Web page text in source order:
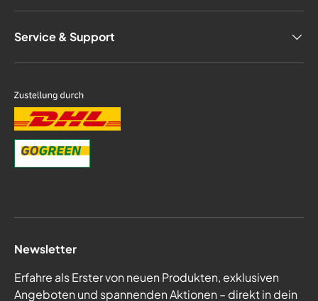
Service & Support
Newsletter
Erfahre als Erster von neuen Produkten, exklusiven
Angeboten und spannenden Aktionen – direkt in dein